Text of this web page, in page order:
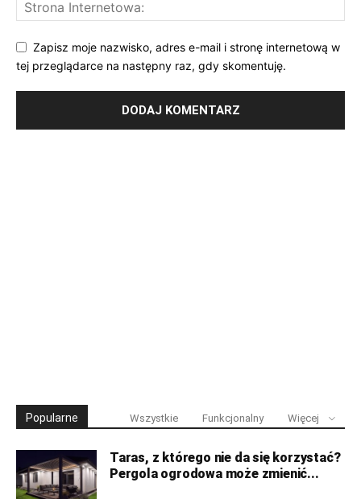
Zapisz moje nazwisko, adres e-mail i stronę internetową w
tej przeglądarce na następny raz, gdy skomentuję.
Popularne Wszystkie Funkcjonalny Więcej
Taras, z którego nie da się korzystać?
Pergola ogrodowa może zmienić...